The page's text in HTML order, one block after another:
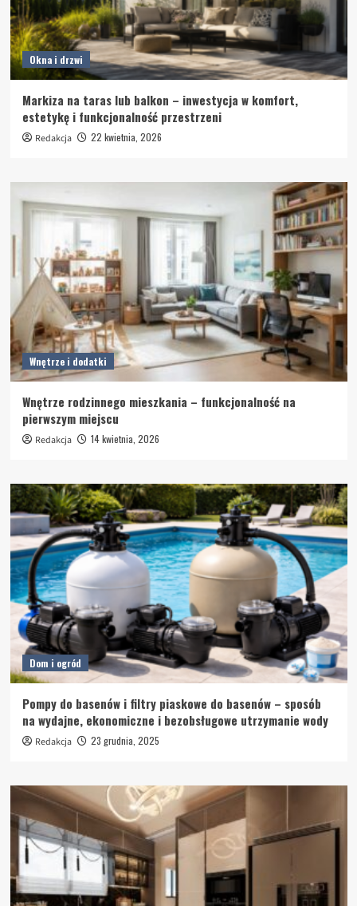
Okna i drzwi
Markiza na taras lub balkon – inwestycja w komfort,
estetykę i funkcjonalność przestrzeni
Redakcja 22 kwietnia, 2026
Wnętrze i dodatki
Wnętrze rodzinnego mieszkania – funkcjonalność na
pierwszym miejscu
Redakcja 14 kwietnia, 2026
Dom i ogród
Pompy do basenów i filtry piaskowe do basenów – sposób
na wydajne, ekonomiczne i bezobsługowe utrzymanie wody
Redakcja 23 grudnia, 2025